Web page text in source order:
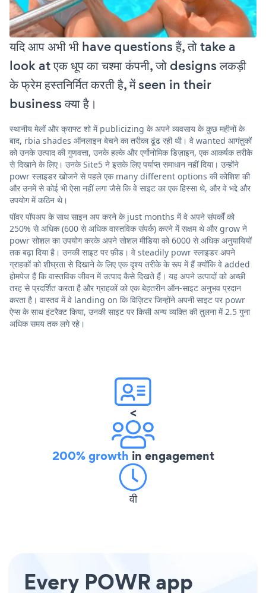
यदि आप अभी भी have questions हैं, तो take a
look at एक धूप का चश्मा कंपनी, जो designs लकड़ी
के फ्रेम हस्तनिर्मित करती है, में seen in their
business क्या है।
स्थानीय मेलों और क्राफ्ट शो में publicizing के अपने व्यवसाय के कुछ महीनों के
बाद, rbia shades ऑनलाइन बेचने का तरीका ढूंढ रही थी। वे wanted आगंतुकों
को उनके उत्पाद की गुणवत्ता, उनके हल्के और एर्गोनोमिक डिज़ाइन, एक आकर्षक तरीके
से दिखाने के लिए। उनके Site5 ने इसके लिए पर्याप्त समाधान नहीं दिया। उन्होंने
powr स्लाइडर खोजने से पहले एक many different options की कोशिश की
और उनमें से कोई भी ऐसा नहीं लगा जैसे कि वे साइट का एक हिस्सा थे, और वे भद्दे और
उपयोग में कठिन थे।
पॉवर पॉपअप के साथ साइन अप करने के just months में वे अपने संपर्कों को
250% से अधिक (600 से अधिक वास्तविक संपर्क) करने में सक्षम थे और grow ने
powr सोशल का उपयोग करके अपने सोशल मीडिया को 6000 से अधिक अनुयायियों
तक बढ़ा दिया है। उनकी साइट पर फ़ीड। वे steadily powr स्लाइडर अपने
ग्राहकों को शीघ्रता से दिखाने के लिए एक दृश्य तरीके के रूप में हैं क्योंकि वे added
होमपेज हैं कि वास्तविक जीवन में उत्पाद कैसे दिखते हैं। यह अपने उत्पादों को अच्छी
तरह से प्रदर्शित करता है और ग्राहकों को एक बेहतरीन ऑन-साइट अनुभव प्रदान
करता है। वास्तव में वे landing on कि विज़िटर जिन्होंने अपनी साइट पर powr
ऐप्स के साथ इंटरैक्ट किया, उनकी साइट पर किसी अन्य व्यक्ति की तुलना में 2.5 गुना
अधिक समय तक लगे रहे।
<
200% growth in engagement
वी
Every POWR app